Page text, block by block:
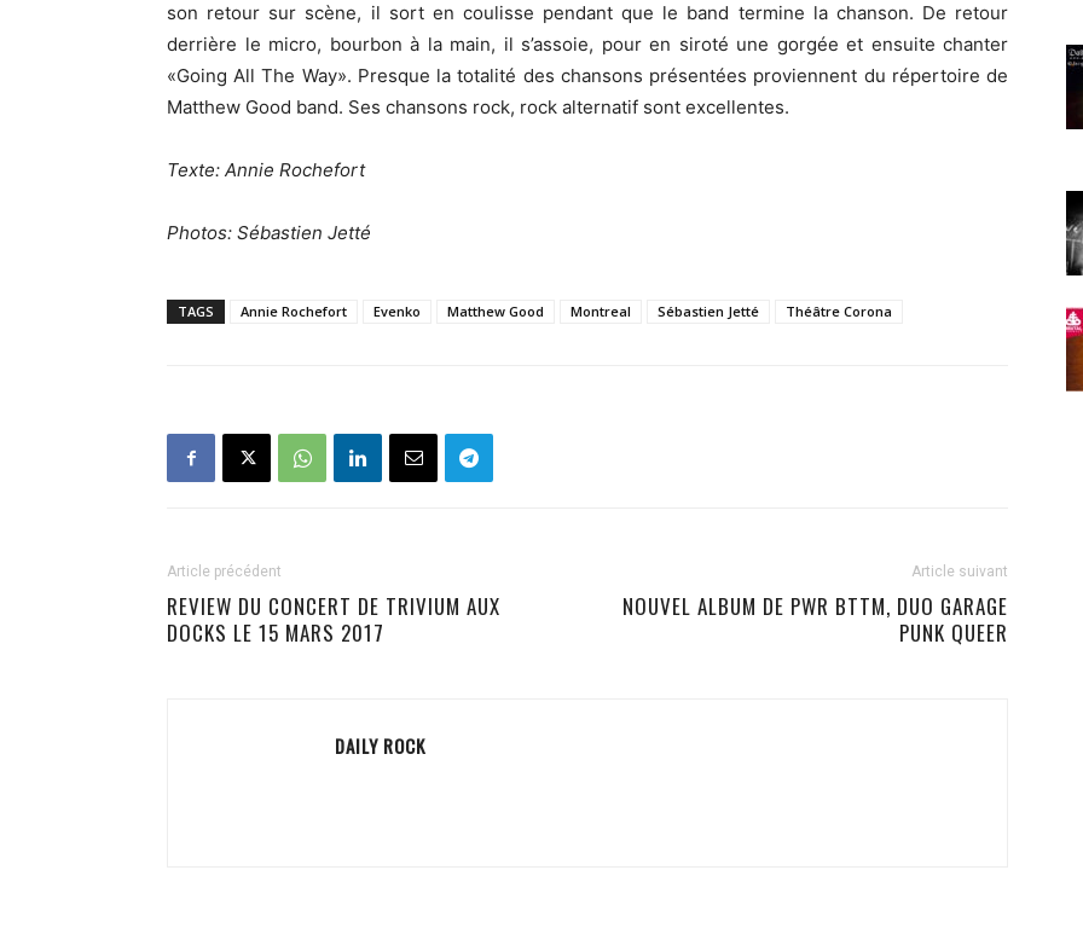
son retour sur scène, il sort en coulisse pendant que le band termine la chanson. De retour
derrière le micro, bourbon à la main, il s’assoie, pour en siroté une gorgée et ensuite chanter
«Going All The Way». Presque la totalité des chansons présentées proviennent du répertoire de
Matthew Good band. Ses chansons rock, rock alternatif sont excellentes.
Texte: Annie Rochefort
Photos: Sébastien Jetté
TAGS Annie Rochefort Evenko Matthew Good Montreal Sébastien Jetté Théâtre Corona
Article précédent
REVIEW DU CONCERT DE TRIVIUM AUX
DOCKS LE 15 MARS 2017
Article suivant
NOUVEL ALBUM DE PWR BTTM, DUO GARAGE
PUNK QUEER
DAILY ROCK